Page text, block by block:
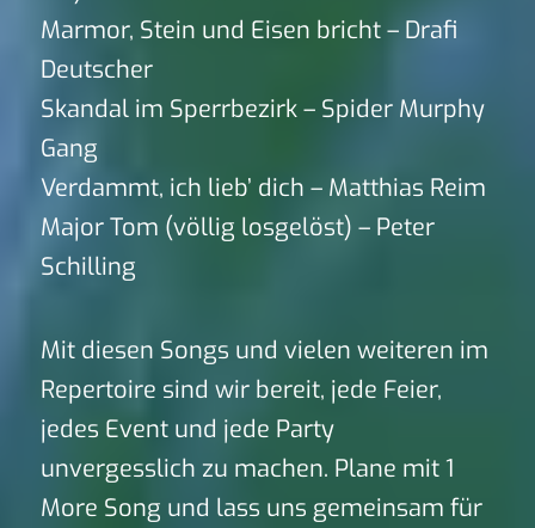
Marmor, Stein und Eisen bricht – Drafi
Deutscher
Skandal im Sperrbezirk – Spider Murphy
Gang
Verdammt, ich lieb’ dich – Matthias Reim
Major Tom (völlig losgelöst) – Peter
Schilling
Mit diesen Songs und vielen weiteren im
Repertoire sind wir bereit, jede Feier,
jedes Event und jede Party
unvergesslich zu machen. Plane mit 1
More Song und lass uns gemeinsam für